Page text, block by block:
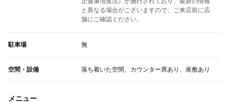
と異なる場合がございますので、ご来店前に店
舗にご確認ください。
駐車場 無
空間・設備 落ち着いた空間、カウンター席あり、座敷あり
メニュー